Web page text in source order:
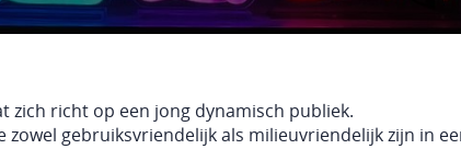
zich richt op een jong dynamisch publiek.
gebruiksvriendelijk als milieuvriendelijk zijn in